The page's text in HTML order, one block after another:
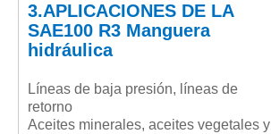
3.APLICACIONES DE LA
SAE100 R3 Manguera
hidráulica
Líneas de baja presión, líneas de
retorno
Aceites minerales, aceites vegetales y